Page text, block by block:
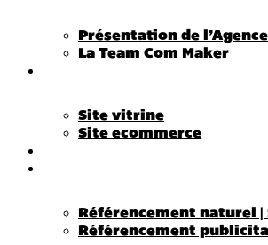
Présentation de l’Agence
La Team Com Maker
Site vitrine
Site ecommerce
Référencement naturel |
Référencement